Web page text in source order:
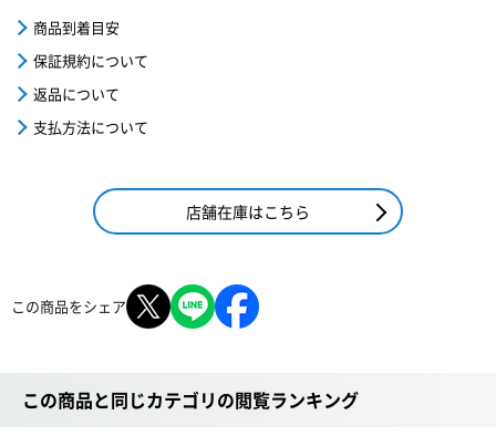
商品到着目安
保証規約について
返品について
支払方法について
店舗在庫はこちら
この商品をシェア
この商品と同じカテゴリの閲覧ランキング